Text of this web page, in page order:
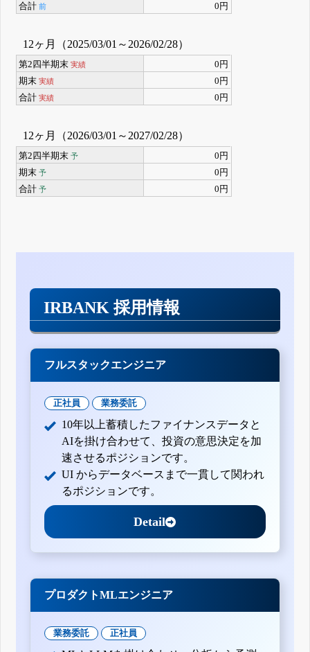
合計前 0円
12ヶ月（2025/03/01～2026/02/28）
第2四半期末実績
0円
期末実績
0円
合計実績 0円
12ヶ月（2026/03/01～2027/02/28）
第2四半期末予
0円
期末予
0円
合計予 0円
IRBANK 採用情報
フルスタックエンジニア
正社員 業務委託
10年以上蓄積したファイナンスデータと
AIを掛け合わせて、投資の意思決定を加
速させるポジションです。
UI からデータベースまで一貫して関われ
るポジションです。
Detail
プロダクトMLエンジニア
業務委託 正社員